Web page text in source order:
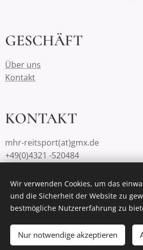
Zum Warenkorb
GESCHÄFT
Über uns
Kontakt
KONTAKT
mhr-reitsport(at)gmx.de
+49(0)4321 -520484
Unterstützt vonWebnode
Wir verwenden Cookies, um das
und die Sicherheit der Website zu
bestmögliche Nutzererfahrung zu
Nur notwendige akzeptieren